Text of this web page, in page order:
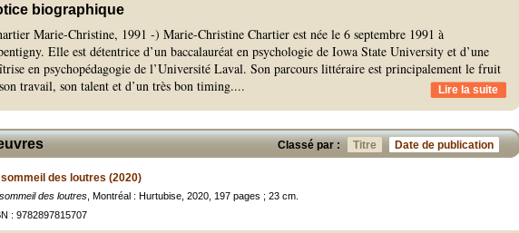
biographique
Marie-Christine, 1991 -) Marie-Christine Chartier est née le 6 septembre 1991 à
Elle est détentrice d’un baccalauréat en psychologie de Iowa State University et d’une
en psychopédagogie de l’Université Laval. Son parcours littéraire est principalement le fruit
travail, son talent et d’un très bon timing.... Lire la suite
Classé par : Titre Date de publication
sommeil des loutres (2020)
des loutres , Montréal : Hurtubise, 2020, 197 pages ; 23 cm.
: 9782897815707